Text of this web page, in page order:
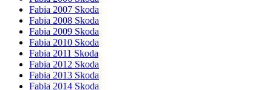
Fabia 2007 Skoda
Fabia 2008 Skoda
Fabia 2009 Skoda
Fabia 2010 Skoda
Fabia 2011 Skoda
Fabia 2012 Skoda
Fabia 2013 Skoda
Fabia 2014 Skoda